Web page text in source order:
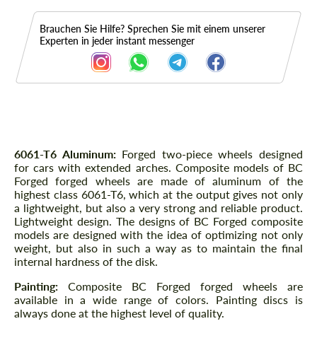
Brauchen Sie Hilfe? Sprechen Sie mit einem unserer
Experten in jeder instant messenger
Beschreibung
6061-T6 Aluminum: Forged two-piece wheels designed
for cars with extended arches. Composite models of BC
Forged forged wheels are made of aluminum of the
highest class 6061-T6, which at the output gives not only
a lightweight, but also a very strong and reliable product.
Lightweight design. The designs of BC Forged composite
models are designed with the idea of ​​optimizing not only
weight, but also in such a way as to maintain the final
internal hardness of the disk.
Painting: Composite BC Forged forged wheels are
available in a wide range of colors. Painting discs is
always done at the highest level of quality.